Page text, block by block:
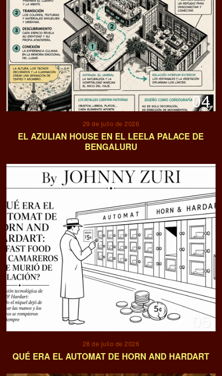
04
29 de julio de 2026
EL AZULIAN HOUSE EN EL LEELA PALACE DE
BENGALURU
05
28 de julio de 2026
QUÉ ERA EL AUTOMAT DE HORN AND HARDART